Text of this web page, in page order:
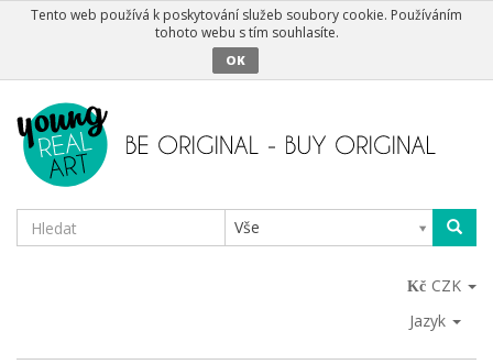
Tento web používá k poskytování služeb soubory cookie. Používáním
tohoto webu s tím souhlasíte.
OK
Vše
CZK
Jazyk